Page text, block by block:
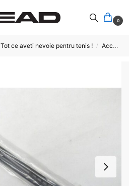
0
Tot ce aveti nevoie pentru tenis ! / Accesorii service, racordare